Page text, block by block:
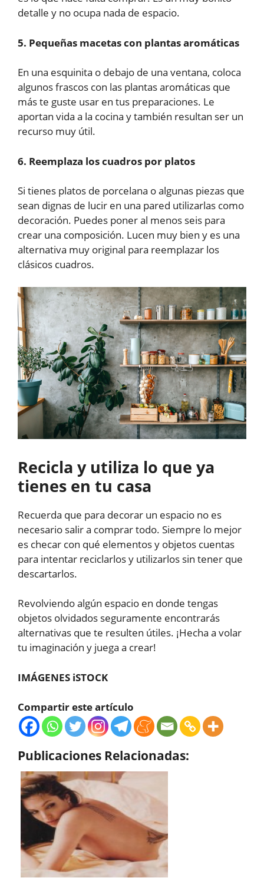
detalle y no ocupa nada de espacio.
5. Pequeñas macetas con plantas aromáticas
En una esquinita o debajo de una ventana, coloca
algunos frascos con las plantas aromáticas que
más te guste usar en tus preparaciones. Le
aportan vida a la cocina y también resultan ser un
recurso muy útil.
6. Reemplaza los cuadros por platos
Si tienes platos de porcelana o algunas piezas que
sean dignas de lucir en una pared utilizarlas como
decoración. Puedes poner al menos seis para
crear una composición. Lucen muy bien y es una
alternativa muy original para reemplazar los
clásicos cuadros.
Recicla y utiliza lo que ya
tienes en tu casa
Recuerda que para decorar un espacio no es
necesario salir a comprar todo. Siempre lo mejor
es checar con qué elementos y objetos cuentas
para intentar reciclarlos y utilizarlos sin tener que
descartarlos.
Revolviendo algún espacio en donde tengas
objetos olvidados seguramente encontrarás
alternativas que te resulten útiles. ¡Hecha a volar
tu imaginación y juega a crear!
IMÁGENES iSTOCK
Compartir este artículo
Publicaciones Relacionadas: